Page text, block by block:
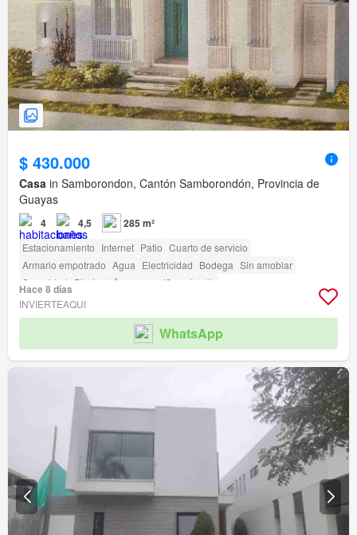
$ 430.000
Casa in Samborondon, Cantón Samborondón, Provincia de
Guayas
4 4,5 285 m²
Estacionamiento Internet Patio Cuarto de servicio
Armario empotrado Agua Electricidad Bodega Sin amoblar
Seguridad Piscina Área para niños
Jardín
Acceso para personas con discapacidad
Hace 8 días
INVIERTEAQUI
WhatsApp